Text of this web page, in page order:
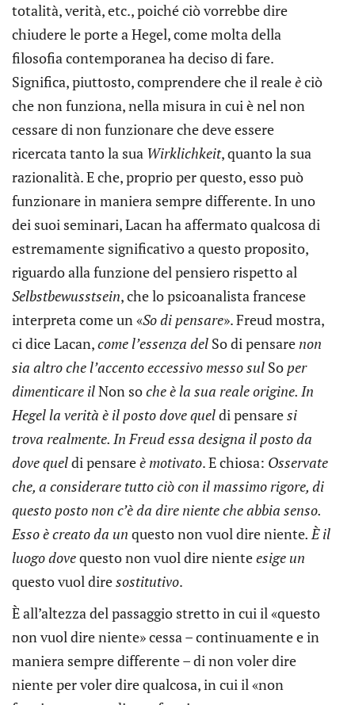
totalità, verità, etc., poiché ciò vorrebbe dire
chiudere le porte a Hegel, come molta della
filosofia contemporanea ha deciso di fare.
Significa, piuttosto, comprendere che il realeèciò
che non funziona, nella misura in cui è nel non
cessare di non funzionare che deve essere
ricercata tanto la sua Wirklichkeit, quanto la sua
razionalità. E che, proprio per questo, esso può
funzionare in maniera sempre differente. In uno
dei suoi seminari, Lacan ha affermato qualcosa di
estremamente significativo a questo proposito,
riguardo alla funzione del pensiero rispetto al
Selbstbewusstsein, che lo psicoanalista francese
interpreta come un «So di pensare». Freud mostra,
ci dice Lacan,come l’essenza del So di pensarenon
sia altro che l’accento eccessivo messo sul So per
dimenticare ilNon soche è la sua reale origine. In
Hegel la verità è il posto dove queldi pensaresi
trova realmente. In Freud essa designa il posto da
dove queldi pensareè motivato. E chiosa: Osservate
che, a considerare tutto ciò con il massimo rigore, di
questo posto non c’è da dire niente che abbia senso.
Esso è creato da un questo non vuol dire niente. È il
luogo dovequesto non vuol dire nienteesige un
questo vuol diresostitutivo.
È all’altezza del passaggio stretto in cui il «questo
non vuol dire niente» cessa – continuamente e in
maniera sempre differente – di non voler dire
niente per voler dire qualcosa, in cui il «non